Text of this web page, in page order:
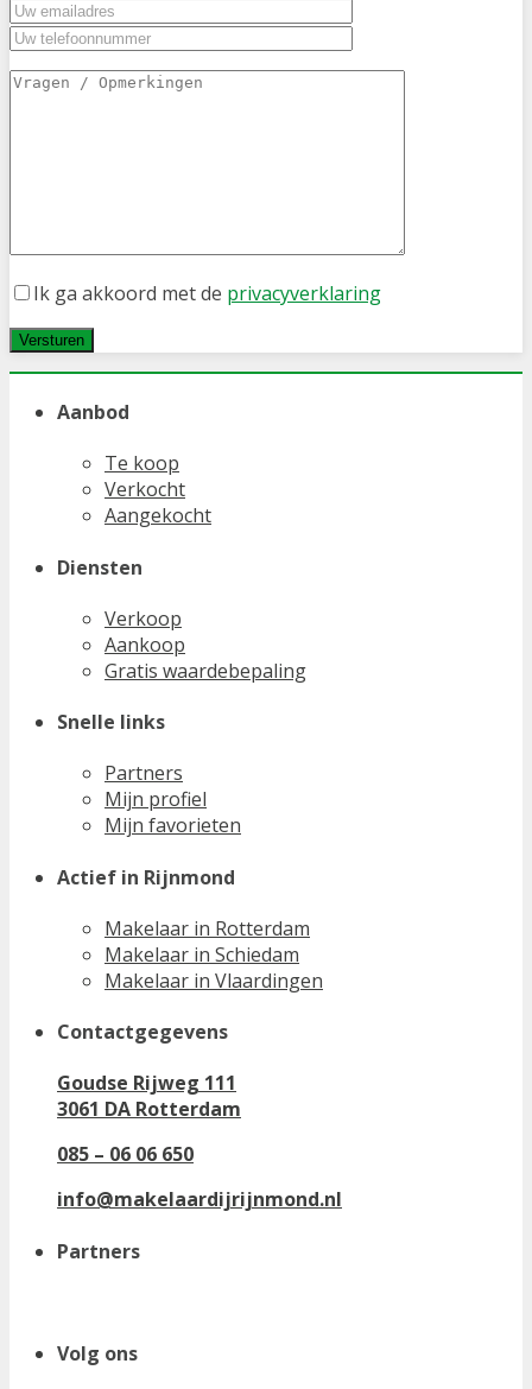
Ik ga akkoord met de privacyverklaring
Aanbod
Te koop
Verkocht
Aangekocht
Diensten
Verkoop
Aankoop
Gratis waardebepaling
Snelle links
Partners
Mijn profiel
Mijn favorieten
Actief in Rijnmond
Makelaar in Rotterdam
Makelaar in Schiedam
Makelaar in Vlaardingen
Contactgegevens
Goudse Rijweg 111
3061 DA Rotterdam
085 – 06 06 650
info@makelaardijrijnmond.nl
Partners
Volg ons